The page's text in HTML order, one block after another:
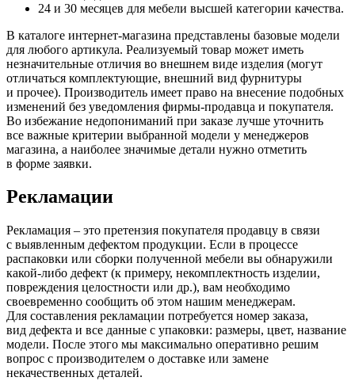
24 и 30 месяцев для мебели высшей категории качества.
В каталоге интернет-магазина представлены базовые модели
для любого артикула. Реализуемый товар может иметь
незначительные отличия во внешнем виде изделия (могут
отличаться комплектующие, внешний вид фурнитуры
и прочее). Производитель имеет право на внесение подобных
изменений без уведомления фирмы-продавца и покупателя.
Во избежание недопониманий при заказе лучше уточнить
все важные критерии выбранной модели у менеджеров
магазина, а наиболее значимые детали нужно отметить
в форме заявки.
Рекламации
Рекламация – это претензия покупателя продавцу в связи
с выявленным дефектом продукции. Если в процессе
распаковки или сборки полученной мебели вы обнаружили
какой-либо дефект (к примеру, некомплектность изделии,
повреждения целостности или др.), вам необходимо
своевременно сообщить об этом нашим менеджерам.
Для составления рекламации потребуется номер заказа,
вид дефекта и все данные с упаковки: размеры, цвет, название
модели. После этого мы максимально оперативно решим
вопрос с производителем о доставке или замене
некачественных деталей.